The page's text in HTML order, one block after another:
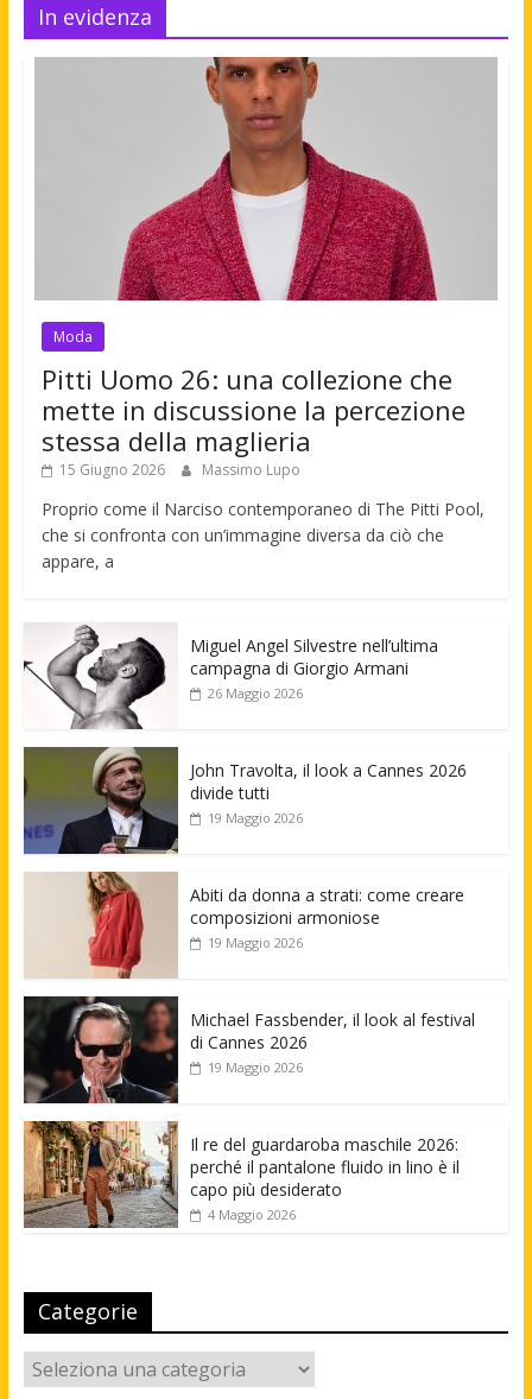
In evidenza
Moda
Pitti Uomo 26: una collezione che
mette in discussione la percezione
stessa della maglieria
15 Giugno 2026 Massimo Lupo
Proprio come il Narciso contemporaneo di The Pitti Pool,
che si confronta con un’immagine diversa da ciò che
appare, a
Miguel Angel Silvestre nell’ultima
campagna di Giorgio Armani
26 Maggio 2026
John Travolta, il look a Cannes 2026
divide tutti
19 Maggio 2026
Abiti da donna a strati: come creare
composizioni armoniose
19 Maggio 2026
Michael Fassbender, il look al festival
di Cannes 2026
19 Maggio 2026
Il re del guardaroba maschile 2026:
perché il pantalone fluido in lino è il
capo più desiderato
4 Maggio 2026
Categorie
Categorie